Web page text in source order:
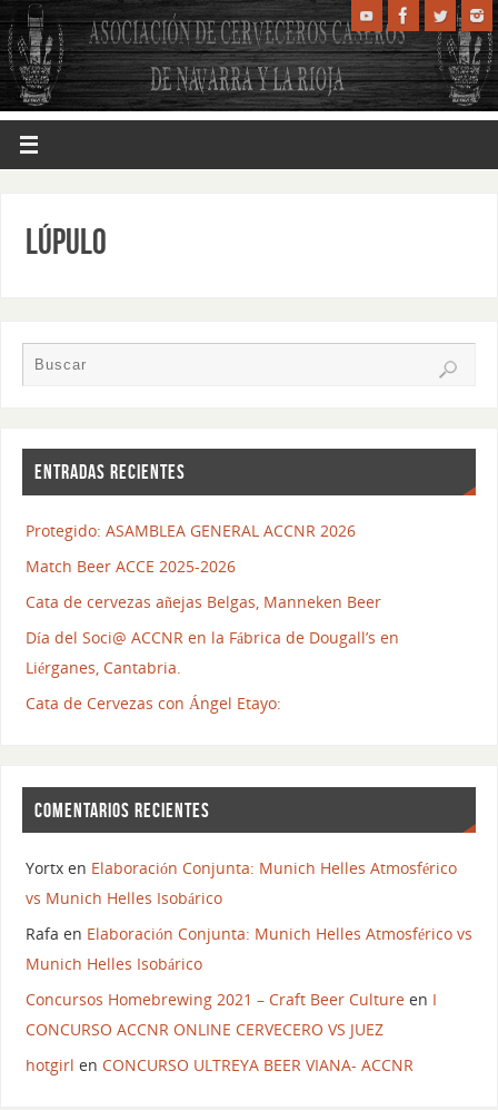
LÚPULO
ENTRADAS RECIENTES
Protegido: ASAMBLEA GENERAL ACCNR 2026
Match Beer ACCE 2025-2026
Cata de cervezas añejas Belgas, Manneken Beer
Día del Soci@ ACCNR en la Fábrica de Dougall’s en
Liérganes, Cantabria.
Cata de Cervezas con Ángel Etayo:
COMENTARIOS RECIENTES
Yortxen Elaboración Conjunta: Munich Helles Atmosférico
vs Munich Helles Isobárico
Rafa en Elaboración Conjunta: Munich Helles Atmosférico vs
Munich Helles Isobárico
Concursos Homebrewing 2021 – Craft Beer Cultureen I
CONCURSO ACCNR ONLINE CERVECERO VS JUEZ
hotgirl en CONCURSO ULTREYA BEER VIANA- ACCNR